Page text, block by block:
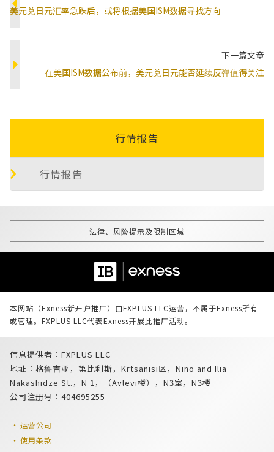
美元兑日元汇率急跌后，或将根据美国ISM数据寻找方向
下一篇文章
在美国ISM数据公布前，美元兑日元能否延续反弹值得关注
行情报告
行情报告
法律、风险提示及限制区域
本网站（Exness新开户推广）由FXPLUS LLC运营，不属于Exness所有
或管理。FXPLUS LLC代表Exness开展此推广活动。
信息提供者：FXPLUS LLC
地址：格鲁吉亚，第比利斯，Krtsanisi区，Nino and Ilia
Nakashidze St.，N 1，（Avlevi楼），N3室，N3楼
公司注册号：404695255
运营公司
使用条款